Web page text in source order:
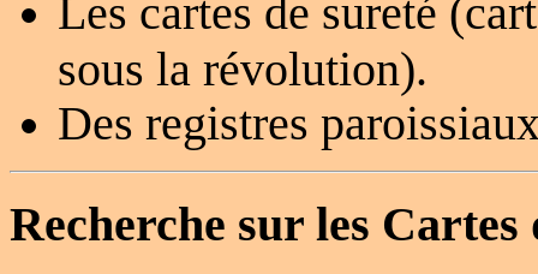
Les cartes de sureté
sous la révolution).
Des registres
Recherche sur les Cartes